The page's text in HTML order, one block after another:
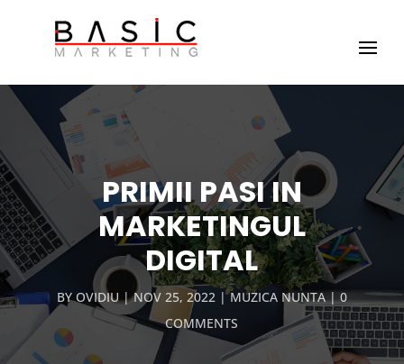
PRIMII PASI IN
MARKETINGUL
DIGITAL
BYOVIDIU NOV 25, 2022 MUZICA NUNTA
0
COMMENTS